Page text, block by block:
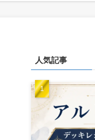
人気記事